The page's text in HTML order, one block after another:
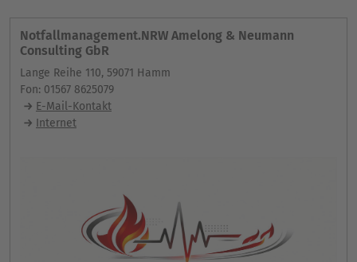
Notfallmanagement.NRW Amelong & Neumann
Consulting GbR
Lange Reihe 110, 59071 Hamm
Fon: 01567 8625079
E-Mail-Kontakt
Internet